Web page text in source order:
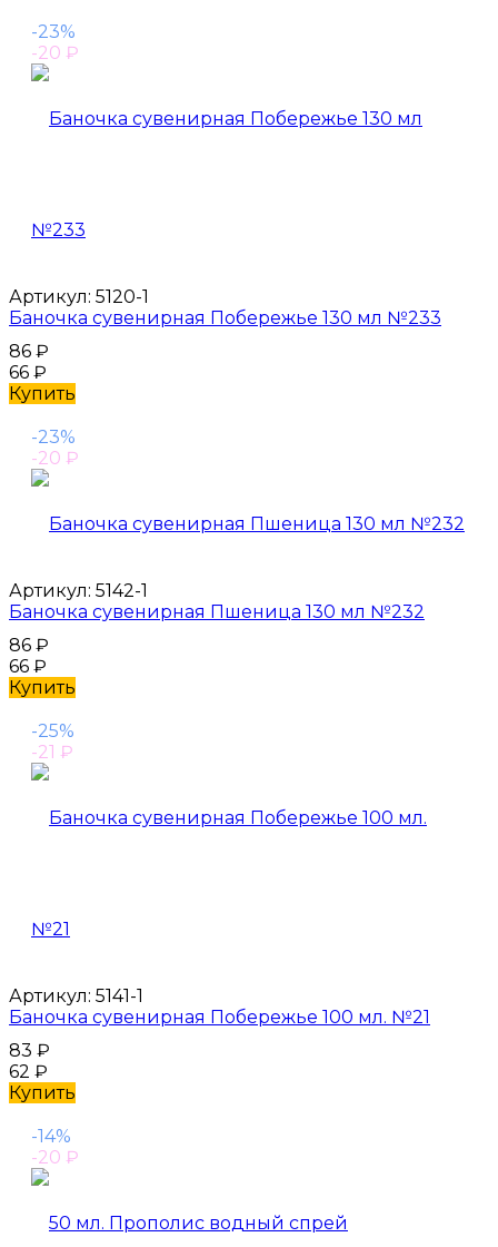
-23%
-20 ₽
Артикул: 5120-1
Баночка сувенирная Побережье 130 мл №233
86 ₽
66 ₽
Купить
-23%
-20 ₽
Артикул: 5142-1
Баночка сувенирная Пшеница 130 мл №232
86 ₽
66 ₽
Купить
-25%
-21 ₽
Артикул: 5141-1
Баночка сувенирная Побережье 100 мл. №21
83 ₽
62 ₽
Купить
-14%
-20 ₽